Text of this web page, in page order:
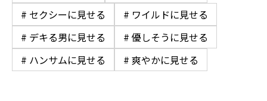
# セクシーに見せる
# ワイルドに見せる
# デキる男に見せる
# 優しそうに見せる
# ハンサムに見せる
# 爽やかに見せる